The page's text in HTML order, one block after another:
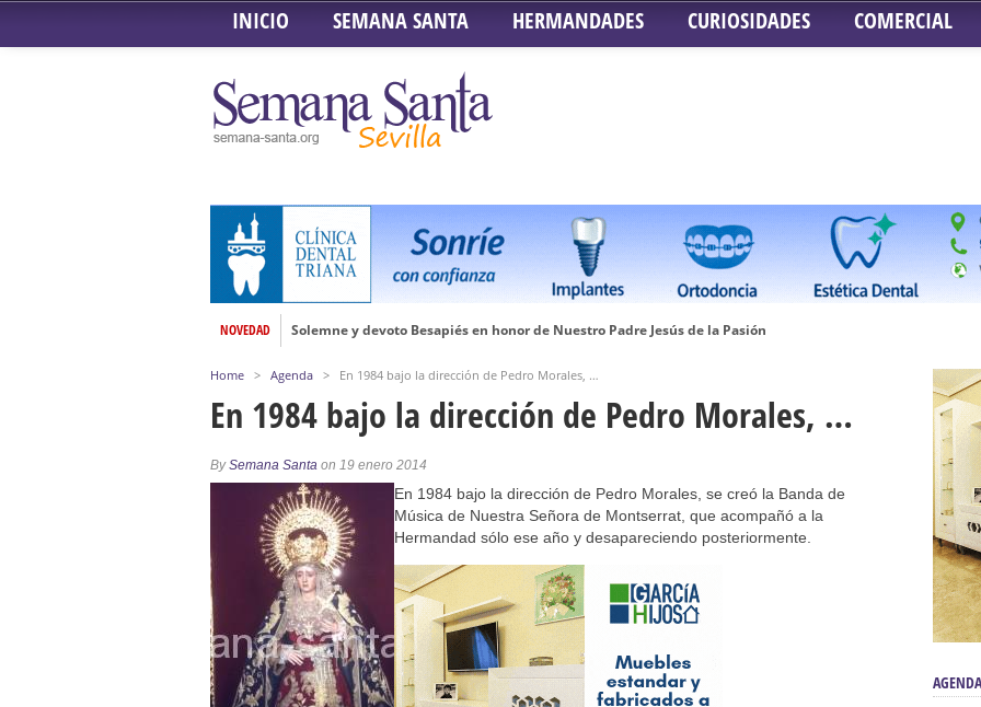
INICIO SEMANA SANTA HERMANDADES CURIOSIDADES COMERCIAL
NOVEDAD
Solemne y devoto Besapiés en honor de Nuestro Padre Jesús de la Pasión
Función de la Anunciación del Señor ante el paso de Nuestra Señora de la Encarnación Coronada –
Besamanos al Señor del Gran Poder de Sevilla
Solemne y devoto Besamanos en honor de María Santísima en su Soledad – San Lorenzo
Función Principal de Instituto a la Virgen del Valle
Besapié y Besamano en la Quinta Angustia
Gitanos: Besamanos del Señor de la Salud
Besamanos del Señor de la Divina Misericordia, Vía Crucis y Traslado – Siete Palabras
Home > Agenda > En 1984 bajo la dirección de Pedro Morales, …
En 1984 bajo la dirección de Pedro Morales, …
BySemana Santa on 19 enero 2014
En 1984 bajo la dirección de Pedro Morales, se creó la Banda de
Música de Nuestra Señora de Montserrat, que acompañó a la
Hermandad sólo ese año y desapareciendo posteriormente.